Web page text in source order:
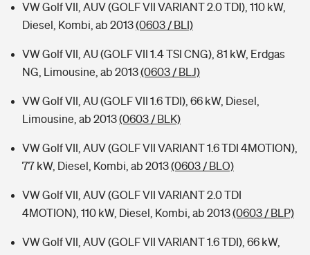
VW Golf VII, AUV (GOLF VII VARIANT 2.0 TDI), 110 kW,
Diesel, Kombi, ab 2013(0603 / BLI)
VW Golf VII, AU (GOLF VII 1.4 TSI CNG), 81 kW, Erdgas
NG, Limousine, ab 2013(0603 / BLJ)
VW Golf VII, AU (GOLF VII 1.6 TDI), 66 kW, Diesel,
Limousine, ab 2013(0603 / BLK)
VW Golf VII, AUV (GOLF VII VARIANT 1.6 TDI 4MOTION),
77 kW, Diesel, Kombi, ab 2013(0603 / BLO)
VW Golf VII, AUV (GOLF VII VARIANT 2.0 TDI
4MOTION), 110 kW, Diesel, Kombi, ab 2013(0603 / BLP)
VW Golf VII, AUV (GOLF VII VARIANT 1.6 TDI), 66 kW,